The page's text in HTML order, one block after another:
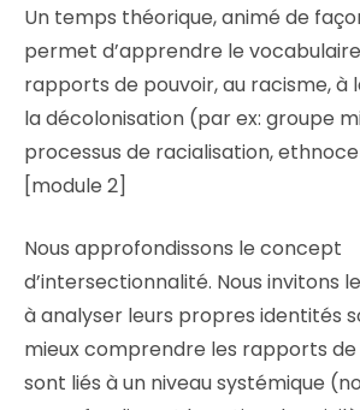
Un temps théorique, animé de
permet d’apprendre le
rapports de pouvoir, au racisme, à
la décolonisation (par ex: groupe
processus de racialisation,
[module 2]
Nous approfondissons le concept
d’intersectionnalité. Nous invitons
à analyser leurs propres identités
mieux comprendre les rapports de
sont liés à un niveau systémique